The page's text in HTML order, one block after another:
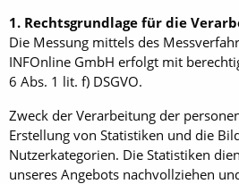
1. Rechtsgrundlage für die
Die Messung mittels des
INFOnline GmbH erfolgt mit
6 Abs. 1 lit. f) DSGVO.
Zweck der Verarbeitung der
Erstellung von Statistiken und die
Nutzerkategorien. Die Statistiken
unseres Angebots nachvollziehen